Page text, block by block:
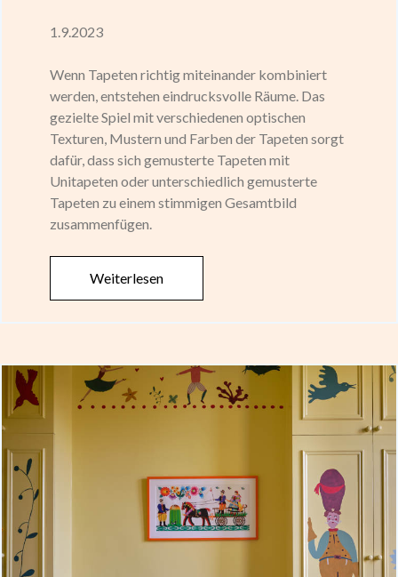
1.9.2023
Wenn Tapeten richtig miteinander kombiniert
werden, entstehen eindrucksvolle Räume. Das
gezielte Spiel mit verschiedenen optischen
Texturen, Mustern und Farben der Tapeten sorgt
dafür, dass sich gemusterte Tapeten mit
Unitapeten oder unterschiedlich gemusterte
Tapeten zu einem stimmigen Gesamtbild
zusammenfügen.
Weiterlesen